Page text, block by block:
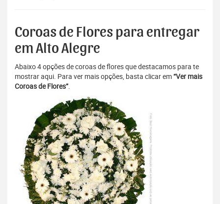
Coroas de Flores para entregar
em Alto Alegre
Abaixo 4 opções de coroas de flores que destacamos para te
mostrar aqui. Para ver mais opções, basta clicar em“Ver mais
Coroas de Flores”.